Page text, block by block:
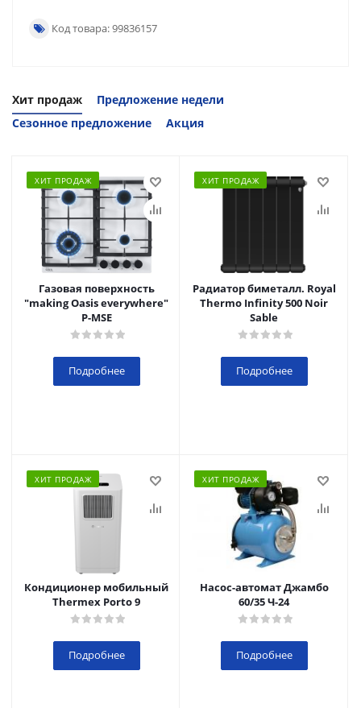
Код товара: 99836157
Хит продаж
Предложение недели
Сезонное предложение
Акция
ХИТ ПРОДАЖ
Газовая поверхность
"making Oasis everywhere"
P-MSE
Подробнее
ХИТ ПРОДАЖ
Радиатор биметалл. Royal
Thermo Infinity 500 Noir
Sable
Подробнее
ХИТ ПРОДАЖ
Кондиционер мобильный
Thermex Porto 9
Подробнее
ХИТ ПРОДАЖ
Насос-автомат Джамбо
60/35 Ч-24
Подробнее